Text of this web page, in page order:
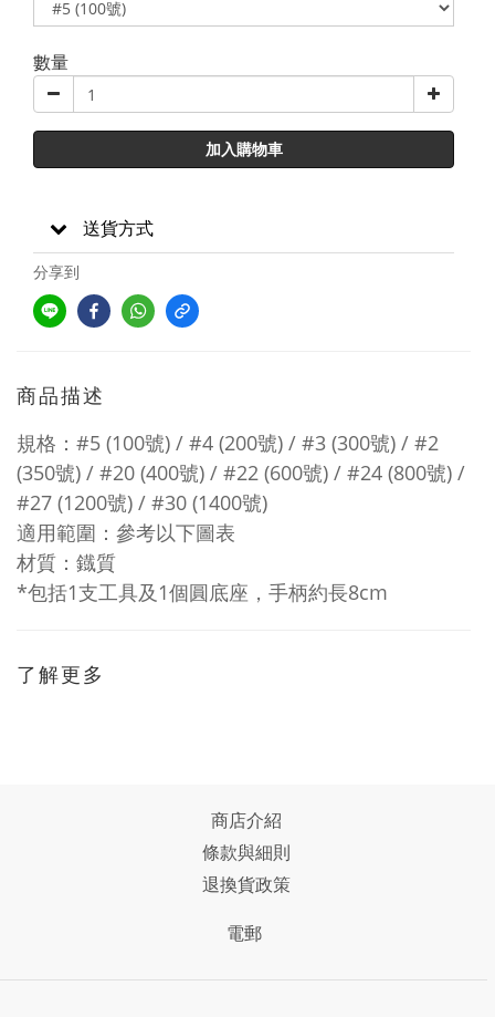
數量
加入購物車
送貨方式
分享到
商品描述
規格：#5 (100號) / #4 (200號) / #3 (300號) / #2
(350號) / #20 (400號) / #22 (600號) / #24 (800號) /
#27 (1200號) / #30 (1400號)
適用範圍：參考以下圖表
材質：鐡質
*包括1支工具及1個圓底座，手柄約長8cm
了解更多
商店介紹
條款與細則
退換貨政策
電郵